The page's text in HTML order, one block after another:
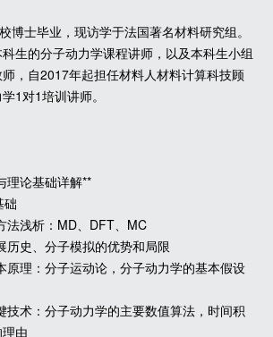
博士毕业，现访学于法国著名材料研究组。
生的分子动力学课程讲师，以及本科生小组
，自2017年起担任材料人材料计算科技顾
1对1培训讲师。
理论基础详解**
础
法浅析：MD、DFT、MC
历史、分子模拟的优势和局限
原理：分子运动论，分子动力学的基本假设
技术：分子动力学的主要数值算法，时间积
由